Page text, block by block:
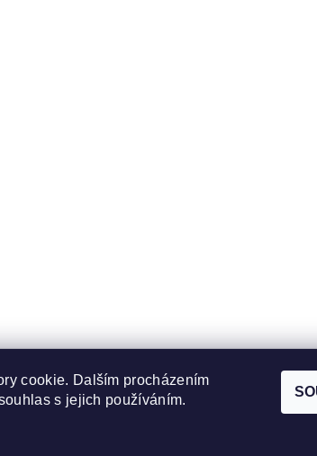
podmínky Ochrana osobních údajů
cookie. Dalším procházením
s jejich používáním.